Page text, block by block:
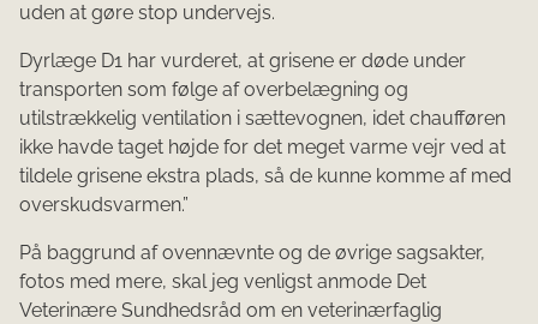
uden at gøre stop undervejs.
Dyrlæge D1 har vurderet, at grisene er døde under
transporten som følge af overbelæg­ning og
utilstrækkelig ventilation i sættevognen, idet chaufføren
ikke havde taget højde for det meget varme vejr ved at
tildele grisene ekstra plads, så de kunne komme af med
overskudsvarmen.”
På baggrund af ovennævnte og de øvrige sagsakter,
fotos med mere, skal jeg venligst anmode Det
Veterinære Sundhedsråd om en veterinærfaglig